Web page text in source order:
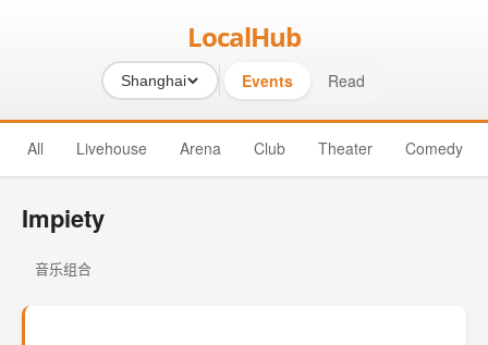
LocalHub
Shanghai Events Read
All Livehouse Arena Club Theater Comedy
Impiety
音乐组合